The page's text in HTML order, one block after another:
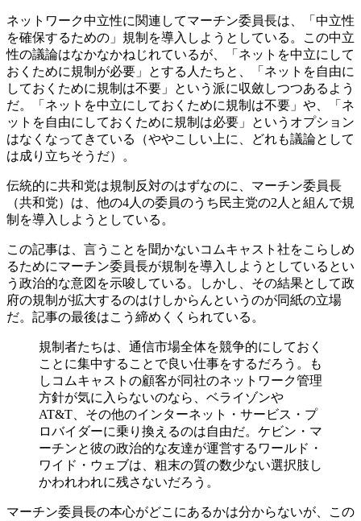
ネットワーク中立性に関連してマーチン委員長は、「中立性
を確保するための」規制を導入しようとしている。この中立
性の議論はなかなかねじれているが、「ネットを中立にして
おくために規制が必要」とする人たちと、「ネットを自由に
しておくために規制は不要」という派に収斂しつつあるよう
だ。「ネットを中立にしておくために規制は不要」や、「ネ
ットを自由にしておくために規制は必要」というオプション
はなくなってきている（ややこしい上に、どれも議論として
は成り立ちそうだ）。
伝統的に共和党は規制反対のはずなのに、マーチン委員長
（共和党）は、他の4人の委員のうち民主党の2人と組んで規
制を導入しようとしている。
この記事は、言うことを聞かないコムキャスト社をこらしめ
るためにマーチン委員長が規制を導入しようとしているとい
う政治的な意図を示唆している。しかし、その結果として政
府の規制が拡大するのはけしからんというのが同紙の立場
だ。記事の最後はこう締めくくられている。
規制者たちは、通信市場全体を競争的にしておく
ことに集中することで良い仕事をするだろう。も
しコムキャストの顧客が同社のネットワーク管理
方針が気に入らないのなら、ベライゾンや
AT&T、その他のインターネット・サービス・プ
ロバイダーに乗り換えるのは自由だ。ケビン・マ
ーチンと彼の政治的な友達が運営するワールド・
ワイド・ウェブは、粗末の質の数少ない選択肢し
かわれわれに残さないだろう。
マーチン委員長の本心がどこにあるかは分からないが、この